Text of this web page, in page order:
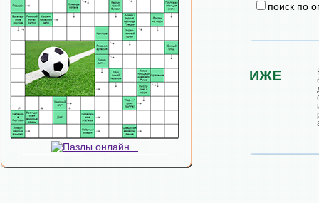
поиск по
ИЖЕ